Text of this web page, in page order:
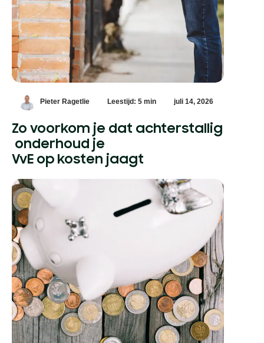
Pieter Ragetlie Leestijd: 5 min juli 14, 2026
Zo voorkom je dat achterstallig
onderhoud je
VvE op kosten jaagt